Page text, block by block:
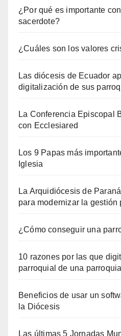
¿Por qué es importante
sacerdote?
¿Cuáles son los valores
Las diócesis de Ecuador
digitalización de sus
La Conferencia Episcopal
con Ecclesiared
Los 9 Papas más
Iglesia
La Arquidiócesis de
para modernizar la
¿Cómo conseguir una
10 razones por las que
parroquial de una
Beneficios de usar un
la Diócesis
Las últimas 5 Jornadas